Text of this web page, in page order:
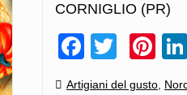
CORNIGLIO (PR)
Facebook
Twitter
Categories:
Artigiani del gusto,